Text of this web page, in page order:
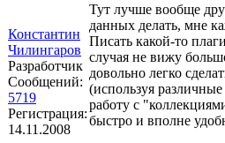
Константин
Чилингаров
Разработчик
Сообщений:
5719
Регистрация:
14.11.2008
Тут лучше вообще
данных делать, мне
Писать какой-то
случая не вижу
довольно легко
(используя
работу с
быстро и вполне